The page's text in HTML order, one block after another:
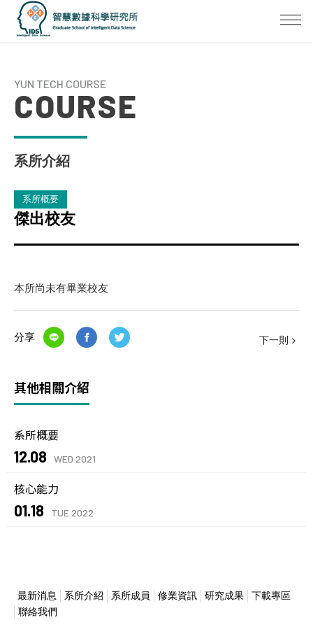
YUN TECH COURSE
COURSE
系所介紹
系所概要
傑出校友
本所尚未有畢業校友
分享 下一則
其他相關介紹
系所概要
12.08 WED 2021
核心能力
01.18 TUE 2022
最新消息 系所介紹 系所成員 修業資訊 研究成果
下載專區
聯絡我們